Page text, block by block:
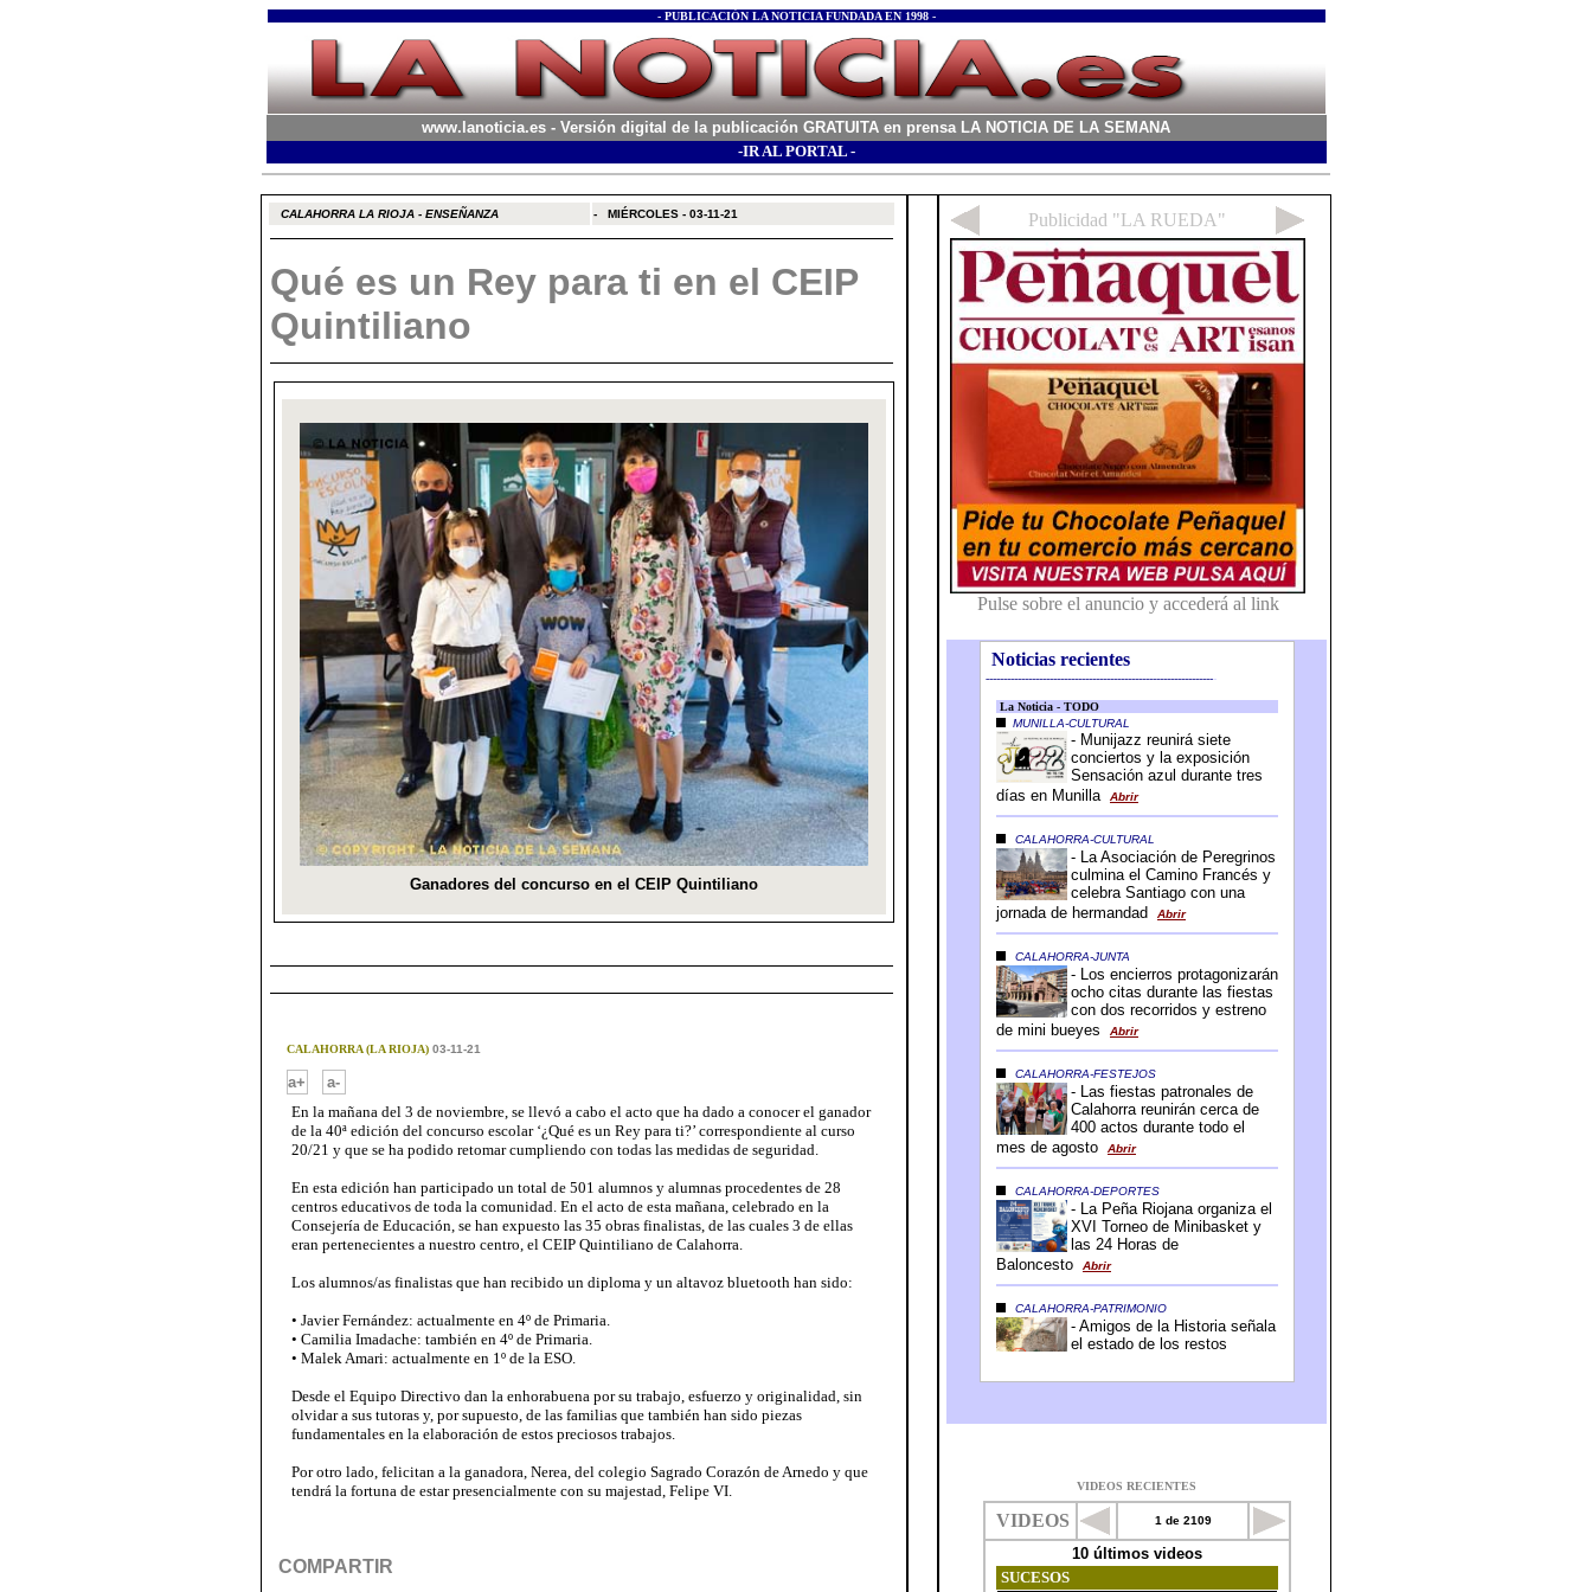
- PUBLICACIÓN LA NOTICIA FUNDADA EN 1998 -
www.lanoticia.es - Versión digital de la publicación GRATUITA en prensa LA NOTICIA DE LA SEMANA
-IR AL PORTAL -
CALAHORRA LA RIOJA - ENSEÑANZA - MIÉRCOLES - 03-11-21
Qué es un Rey para ti en el CEIP
Quintiliano
CALAHORRA (LA RIOJA)03-11-21
a+
a-
En la mañana del 3 de noviembre, se llevó a cabo el acto que ha dado a conocer el ganador
de la 40ª edición del concurso escolar ‘¿Qué es un Rey para ti?’ correspondiente al curso
20/21 y que se ha podido retomar cumpliendo con todas las medidas de seguridad.
En esta edición han participado un total de 501 alumnos y alumnas procedentes de 28
centros educativos de toda la comunidad. En el acto de esta mañana, celebrado en la
Consejería de Educación, se han expuesto las 35 obras finalistas, de las cuales 3 de ellas
eran pertenecientes a nuestro centro, el CEIP Quintiliano de Calahorra.
Los alumnos/as finalistas que han recibido un diploma y un altavoz bluetooth han sido:
• Javier Fernández: actualmente en 4º de Primaria.
• Camilia Imadache: también en 4º de Primaria.
• Malek Amari: actualmente en 1º de la ESO.
Desde el Equipo Directivo dan la enhorabuena por su trabajo, esfuerzo y originalidad, sin
olvidar a sus tutoras y, por supuesto, de las familias que también han sido piezas
fundamentales en la elaboración de estos preciosos trabajos.
Por otro lado, felicitan a la ganadora, Nerea, del colegio Sagrado Corazón de Arnedo y que
tendrá la fortuna de estar presencialmente con su majestad, Felipe VI.
COMPARTIR
Noticias recientes
-----------------------------------------------------------------
VIDEOS RECIENTES